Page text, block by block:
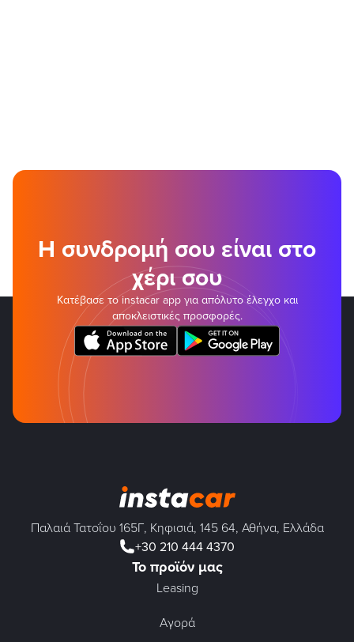
Η συνδρομή σου είναι στο
χέρι σου
Κατέβασε το instacar app για απόλυτο έλεγχο και
αποκλειστικές προσφορές.
Παλαιά Τατοΐου 165Γ, Κηφισιά, 145 64, Αθήνα, Ελλάδα
+30 210 444 4370
Το προϊόν μας
Leasing
Αγορά